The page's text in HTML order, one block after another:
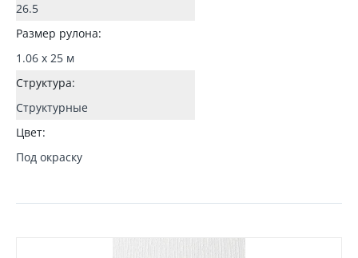
26.5
Размер рулона:
1.06 x 25 м
Структура:
Структурные
Цвет:
Под окраску